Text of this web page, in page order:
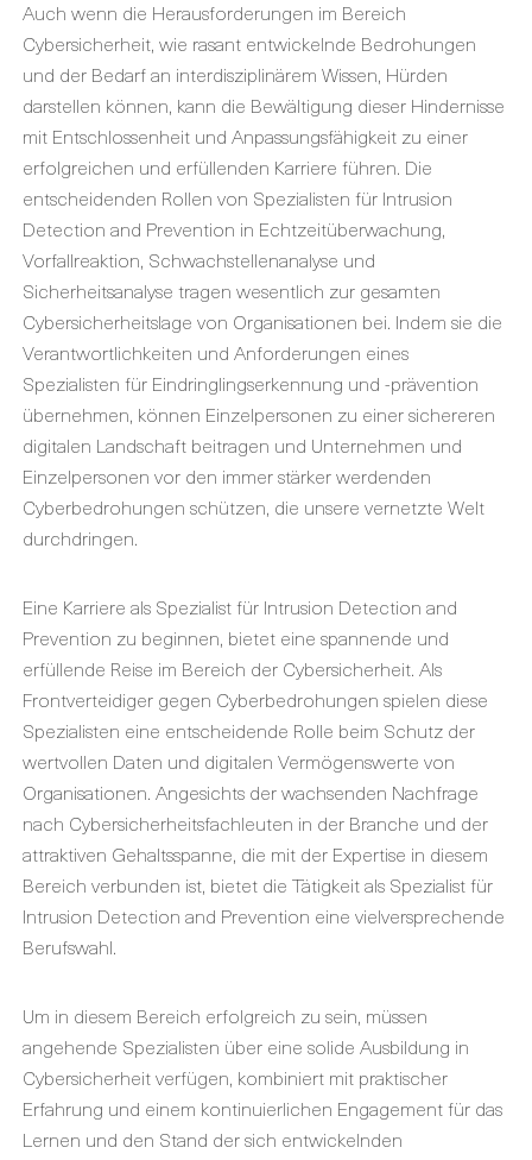
Auch wenn die Herausforderungen im Bereich
Cybersicherheit, wie rasant entwickelnde Bedrohungen
und der Bedarf an interdisziplinärem Wissen, Hürden
darstellen können, kann die Bewältigung dieser Hindernisse
mit Entschlossenheit und Anpassungsfähigkeit zu einer
erfolgreichen und erfüllenden Karriere führen. Die
entscheidenden Rollen von Spezialisten für Intrusion
Detection and Prevention in Echtzeitüberwachung,
Vorfallreaktion, Schwachstellenanalyse und
Sicherheitsanalyse tragen wesentlich zur gesamten
Cybersicherheitslage von Organisationen bei. Indem sie die
Verantwortlichkeiten und Anforderungen eines
Spezialisten für Eindringlingserkennung und -prävention
übernehmen, können Einzelpersonen zu einer sichereren
digitalen Landschaft beitragen und Unternehmen und
Einzelpersonen vor den immer stärker werdenden
Cyberbedrohungen schützen, die unsere vernetzte Welt
durchdringen.
Eine Karriere als Spezialist für Intrusion Detection and
Prevention zu beginnen, bietet eine spannende und
erfüllende Reise im Bereich der Cybersicherheit. Als
Frontverteidiger gegen Cyberbedrohungen spielen diese
Spezialisten eine entscheidende Rolle beim Schutz der
wertvollen Daten und digitalen Vermögenswerte von
Organisationen. Angesichts der wachsenden Nachfrage
nach Cybersicherheitsfachleuten in der Branche und der
attraktiven Gehaltsspanne, die mit der Expertise in diesem
Bereich verbunden ist, bietet die Tätigkeit als Spezialist für
Intrusion Detection and Prevention eine vielversprechende
Berufswahl.
Um in diesem Bereich erfolgreich zu sein, müssen
angehende Spezialisten über eine solide Ausbildung in
Cybersicherheit verfügen, kombiniert mit praktischer
Erfahrung und einem kontinuierlichen Engagement für das
Lernen und den Stand der sich entwickelnden